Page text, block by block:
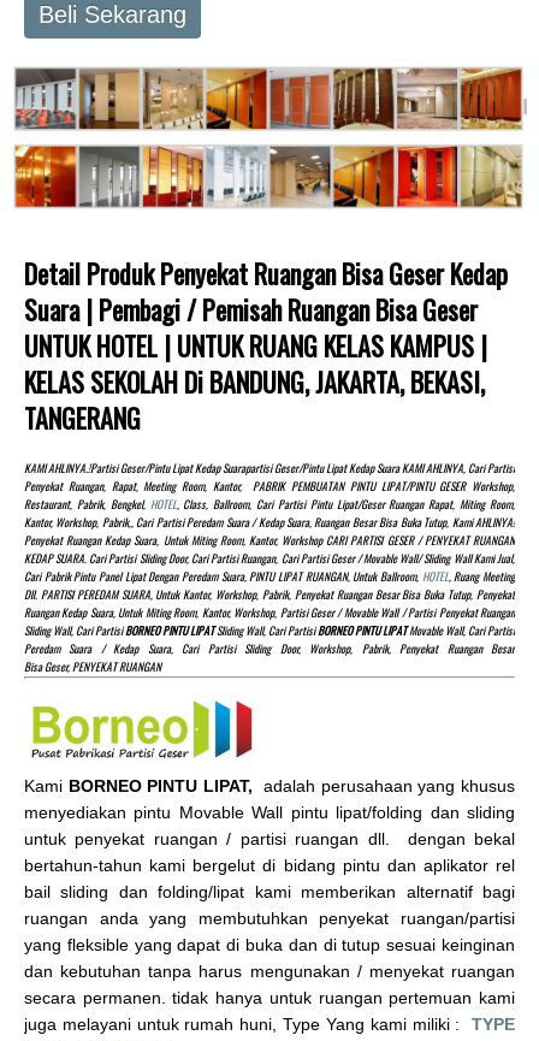
Beli Sekarang
Detail Produk Penyekat Ruangan Bisa Geser Kedap
Suara | Pembagi / Pemisah Ruangan Bisa Geser
UNTUK HOTEL | UNTUK RUANG KELAS KAMPUS |
KELAS SEKOLAH Di BANDUNG, JAKARTA, BEKASI,
TANGERANG
KAMI AHLINYA.!partisi Geser/pintu Lipat Kedap Suarapartisi Geser/pintu Lipat Kedap Suara KAMI AHLINYA, Cari Partisi
Penyekat Ruangan, Rapat, Meeting Room, Kantor, PABRIK PEMBUATAN PINTU LIPAT/PINTU GESER Workshop,
Restaurant, Pabrik, Bengkel, HOTEL, Class, Ballroom, Cari Partisi Pintu Lipat/Geser Ruangan Rapat, Miting Room,
Kantor, Workshop, Pabrik,, Cari Partisi Peredam Suara / Kedap Suara, Ruangan Besar Bisa Buka Tutup, Kami AHLINYA!
Penyekat Ruangan Kedap Suara, Untuk Miting Room, Kantor, Workshop CARI PARTISI GESER / PENYEKAT RUANGAN
KEDAP SUARA. Cari Partisi Sliding Door, Cari Partisi Ruangan, Cari Partisi Geser / Movable Wall/ Sliding Wall Kami Jual,
Cari Pabrik Pintu Panel Lipat Dengan Peredam Suara, PINTU LIPAT RUANGAN, Untuk Ballroom, HOTEL, Ruang Meeting
Dll. PARTISI PEREDAM SUARA, Untuk Kantor, Workshop, Pabrik, Penyekat Ruangan Besar Bisa Buka Tutup, Penyekat
Ruangan Kedap Suara, Untuk Miting Room, Kantor, Workshop, Partisi Geser / Movable Wall / Partisi Penyekat Ruangan
Sliding Wall, Cari PartisiBORNEO PINTU LIPATSliding Wall, Cari PartisiBORNEO PINTU LIPATMovable Wall, Cari Partisi
Peredam Suara / Kedap Suara, Cari Partisi Sliding Door, Workshop, Pabrik, Penyekat Ruangan Besar
Bisa Geser, PENYEKAT RUANGAN
Kami BORNEO PINTU LIPAT, adalah perusahaan yang khusus
menyediakan pintu Movable Wall pintu lipat/folding dan sliding
untuk penyekat ruangan / partisi ruangan dll. dengan bekal
bertahun-tahun kami bergelut di bidang pintu dan aplikator rel
bail sliding dan folding/lipat kami memberikan alternatif bagi
ruangan anda yang membutuhkan penyekat ruangan/partisi
yang fleksible yang dapat di buka dan di tutup sesuai keinginan
dan kebutuhan tanpa harus mengunakan / menyekat ruangan
secara permanen. tidak hanya untuk ruangan pertemuan kami
juga melayani untuk rumah huni, Type Yang kami miliki : TYPE